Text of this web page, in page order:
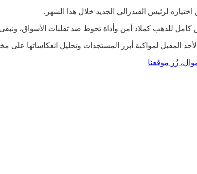
لرئيس الفيدرالي الجديد خلال هذا الشهر.
للذهب كملاذ آمن وأداة تحوط ضد تقلبات الأسواق،
المقبل لمواكبة أبرز المستجدات وتحليل انعكاساتها على
زُر موقعنا